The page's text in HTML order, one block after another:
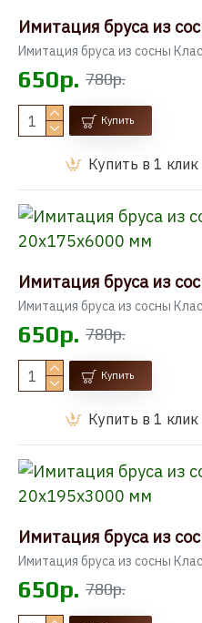
Имитация бруса из сосны
650р. 780р.
Купить
Купить в 1 клик
Имитация бруса из сосны
650р. 780р.
Купить
Купить в 1 клик
Имитация бруса из сосны
650р. 780р.